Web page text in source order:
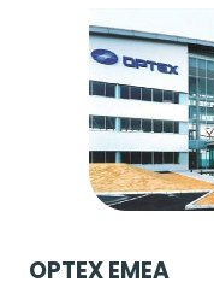
OPTEX EMEA